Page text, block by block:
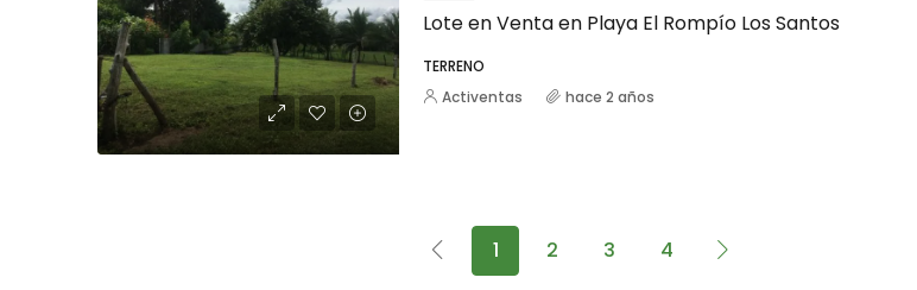
Lote en Venta en Playa El Rompío Los Santos
TERRENO
Activentas hace 2 años
1 2 3 4